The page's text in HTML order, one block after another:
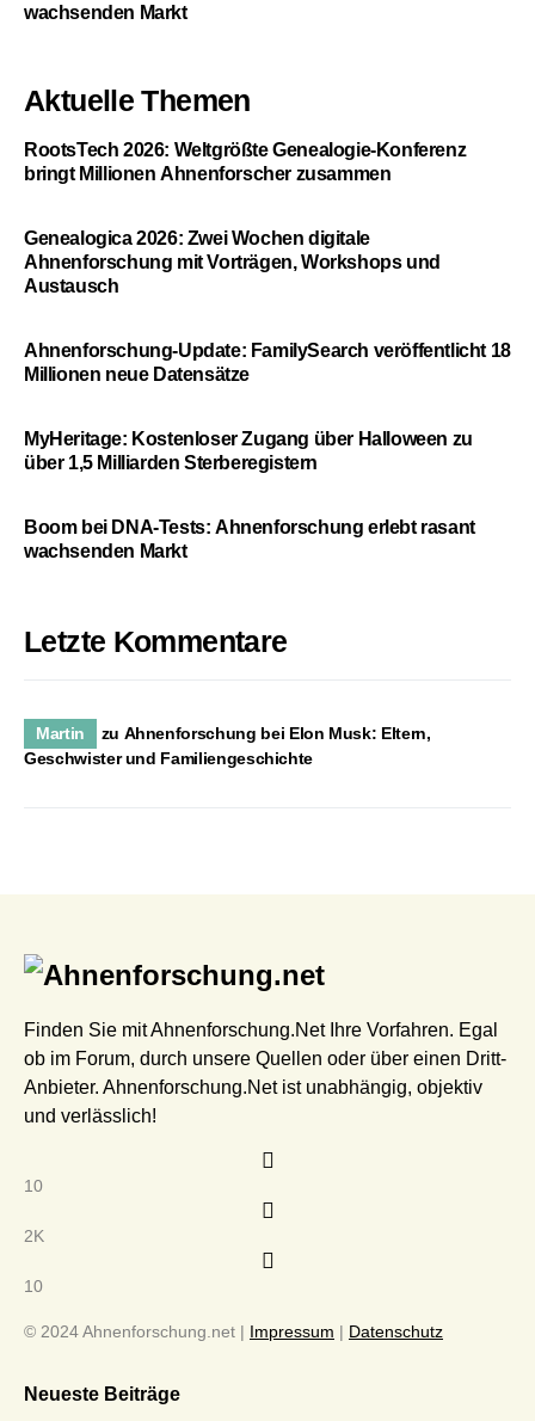
wachsenden Markt
Aktuelle Themen
RootsTech 2026: Weltgrößte Genealogie-Konferenz
bringt Millionen Ahnenforscher zusammen
Genealogica 2026: Zwei Wochen digitale
Ahnenforschung mit Vorträgen, Workshops und
Austausch
Ahnenforschung-Update: FamilySearch veröffentlicht 18
Millionen neue Datensätze
MyHeritage: Kostenloser Zugang über Halloween zu
über 1,5 Milliarden Sterberegistern
Boom bei DNA-Tests: Ahnenforschung erlebt rasant
wachsenden Markt
Letzte Kommentare
Martin zu Ahnenforschung bei Elon Musk: Eltern,
Geschwister und Familiengeschichte
Finden Sie mit Ahnenforschung.Net Ihre Vorfahren. Egal
ob im Forum, durch unsere Quellen oder über einen Dritt-
Anbieter. Ahnenforschung.Net ist unabhängig, objektiv
und verlässlich!
10
2K
10
© 2024 Ahnenforschung.net | Impressum | Datenschutz
Neueste Beiträge